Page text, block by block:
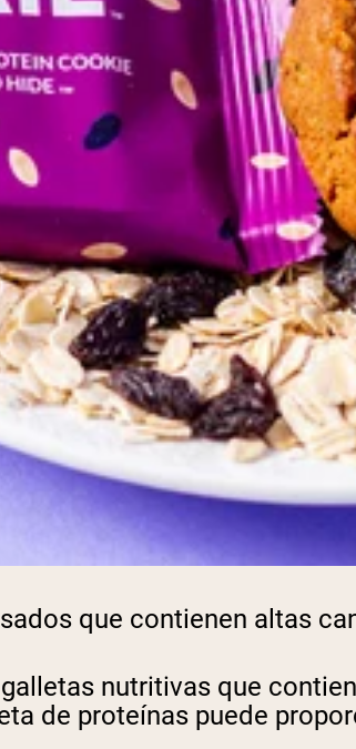
​​que contienen altas
nutritivas que
de proteínas puede